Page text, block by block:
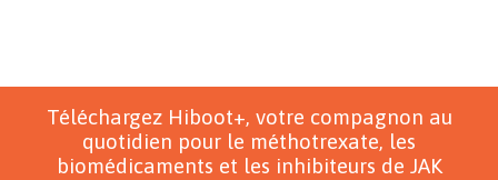
Téléchargez Hiboot+, votre compagnon au
quotidien pour le méthotrexate, les
biomédicaments et les inhibiteurs de JAK